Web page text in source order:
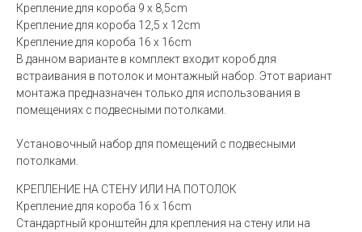
Крепление для короба 9 x 8,5cm
Крепление для короба 12,5 x 12cm
Крепление для короба 16 x 16cm
В данном варианте в комплект входит короб для
встраивания в потолок и монтажный набор. Этот вариант
монтажа предназначен только для использования в
помещениях с подвесными потолками.
Установочный набор для помещений с подвесными
потолками.
КРЕПЛЕНИЕ НА СТЕНУ ИЛИ НА ПОТОЛОК
Крепление для короба 16 x 16cm
Стандартный кронштейн для крепления на стену или на